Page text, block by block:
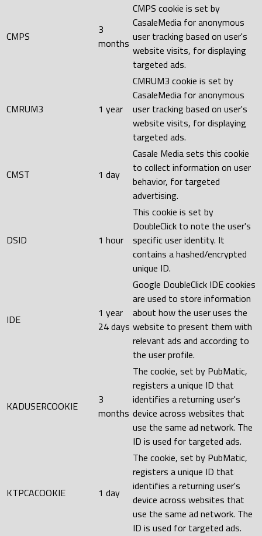
CMPS
3
months
CMPS cookie is set by
CasaleMedia for anonymous
user tracking based on user's
website visits, for displaying
targeted ads.
CMRUM3 1 year
CMRUM3 cookie is set by
CasaleMedia for anonymous
user tracking based on user's
website visits, for displaying
targeted ads.
CMST 1 day
Casale Media sets this cookie
to collect information on user
behavior, for targeted
advertising.
DSID 1 hour
This cookie is set by
DoubleClick to note the user's
specific user identity. It
contains a hashed/encrypted
unique ID.
IDE
1 year
24 days
Google DoubleClick IDE cookies
are used to store information
about how the user uses the
website to present them with
relevant ads and according to
the user profile.
KADUSERCOOKIE
3
months
The cookie, set by PubMatic,
registers a unique ID that
identifies a returning user's
device across websites that
use the same ad network. The
ID is used for targeted ads.
KTPCACOOKIE 1 day
The cookie, set by PubMatic,
registers a unique ID that
identifies a returning user's
device across websites that
use the same ad network. The
ID is used for targeted ads.